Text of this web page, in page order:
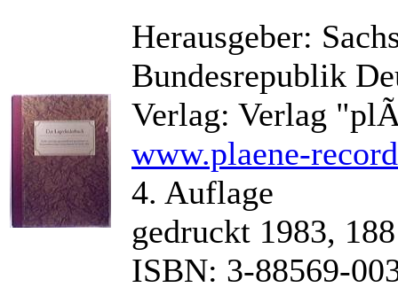
Herausgeber:
Bundesrepublik
Verlag: Verlag
www.plaene-
4. Auflage
gedruckt 1983,
ISBN: 3-88569-